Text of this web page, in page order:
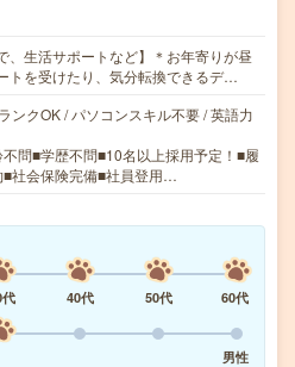
、生活サポートなど】＊お年寄りが昼
トを受けたり、気分転換できるデ…
ンクOK / パソコンスキル不要 / 英語力
問■学歴不問■10名以上採用予定！■履
■社会保険完備■社員登用…
40代 50代
60代
男性